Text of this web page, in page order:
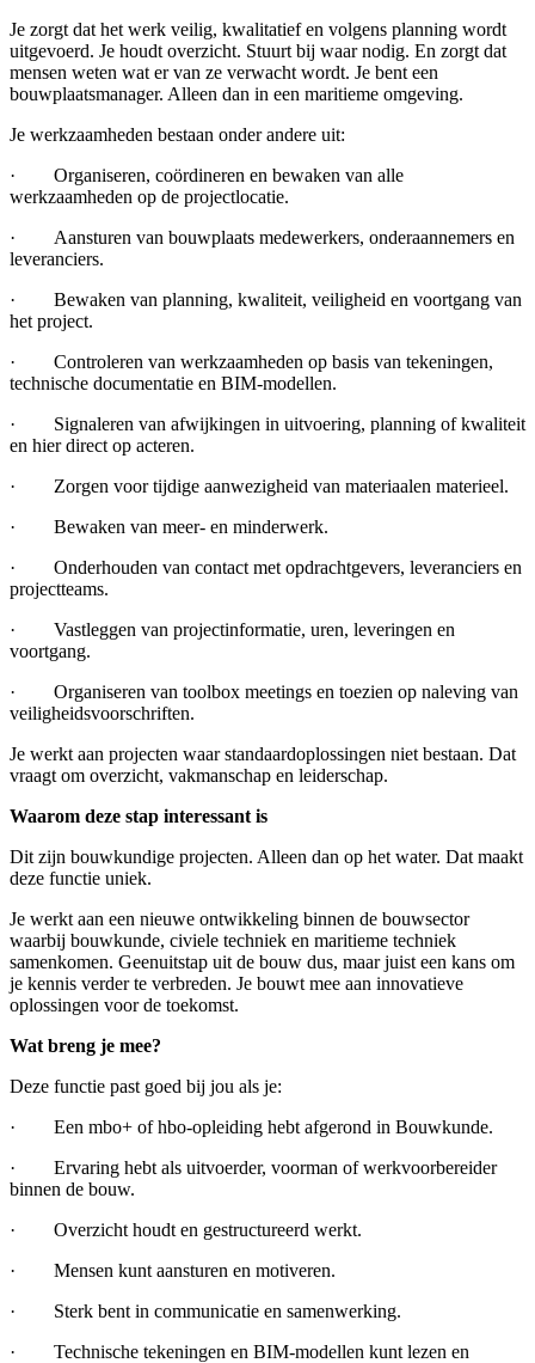
Je zorgt dat het werk veilig, kwalitatief en volgens planning wordt
uitgevoerd. Je houdt overzicht. Stuurt bij waar nodig. En zorgt dat
mensen weten wat er van ze verwacht wordt. Je bent een
bouwplaatsmanager. Alleen dan in een maritieme omgeving.
Je werkzaamheden bestaan onder andere uit:
· Organiseren, coördineren en bewaken van alle
werkzaamheden op de projectlocatie.
· Aansturen van bouwplaats medewerkers, onderaannemers en
leveranciers.
· Bewaken van planning, kwaliteit, veiligheid en voortgang van
het project.
· Controleren van werkzaamheden op basis van tekeningen,
technische documentatie en BIM-modellen.
· Signaleren van afwijkingen in uitvoering, planning of kwaliteit
en hier direct op acteren.
· Zorgen voor tijdige aanwezigheid van materiaalen materieel.
· Bewaken van meer- en minderwerk.
· Onderhouden van contact met opdrachtgevers, leveranciers en
projectteams.
· Vastleggen van projectinformatie, uren, leveringen en
voortgang.
· Organiseren van toolbox meetings en toezien op naleving van
veiligheidsvoorschriften.
Je werkt aan projecten waar standaardoplossingen niet bestaan. Dat
vraagt om overzicht, vakmanschap en leiderschap.
Waarom deze stap interessant is
Dit zijn bouwkundige projecten. Alleen dan op het water. Dat maakt
deze functie uniek.
Je werkt aan een nieuwe ontwikkeling binnen de bouwsector
waarbij bouwkunde, civiele techniek en maritieme techniek
samenkomen. Geenuitstap uit de bouw dus, maar juist een kans om
je kennis verder te verbreden. Je bouwt mee aan innovatieve
oplossingen voor de toekomst.
Wat breng je mee?
Deze functie past goed bij jou als je:
· Een mbo+ of hbo-opleiding hebt afgerond in Bouwkunde.
· Ervaring hebt als uitvoerder, voorman of werkvoorbereider
binnen de bouw.
· Overzicht houdt en gestructureerd werkt.
· Mensen kunt aansturen en motiveren.
· Sterk bent in communicatie en samenwerking.
· Technische tekeningen en BIM-modellen kunt lezen en